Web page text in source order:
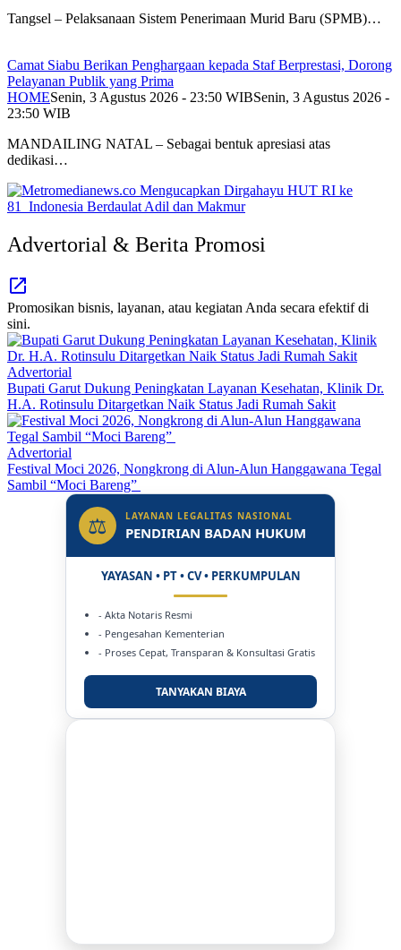
Tangsel – Pelaksanaan Sistem Penerimaan Murid Baru (SPMB)…
Camat Siabu Berikan Penghargaan kepada Staf Berprestasi, Dorong
Pelayanan Publik yang Prima
HOMESenin, 3 Agustus 2026 - 23:50 WIBSenin, 3 Agustus 2026 -
23:50 WIB
MANDAILING NATAL – Sebagai bentuk apresiasi atas
dedikasi…
Advertorial & Berita Promosi
Promosikan bisnis, layanan, atau kegiatan Anda secara efektif di
sini.
Advertorial
Bupati Garut Dukung Peningkatan Layanan Kesehatan, Klinik Dr.
H.A. Rotinsulu Ditargetkan Naik Status Jadi Rumah Sakit
Advertorial
Festival Moci 2026, Nongkrong di Alun-Alun Hanggawana Tegal
Sambil “Moci Bareng”
⚖ LAYANAN LEGALITAS NASIONAL
PENDIRIAN BADAN HUKUM
YAYASAN • PT • CV • PERKUMPULAN
- Akta Notaris Resmi
- Pengesahan Kementerian
- Proses Cepat, Transparan & Konsultasi Gratis
TANYAKAN BIAYA